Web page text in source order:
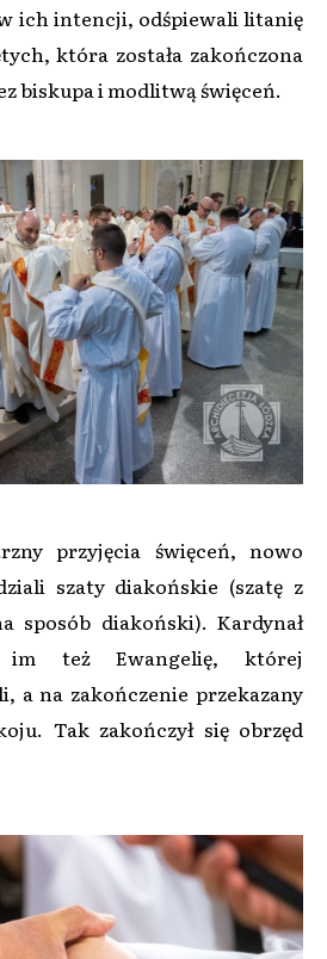
ich intencji, odśpiewali litanię
która została zakończona
biskupa i modlitwą święceń.
przyjęcia święceń, nowo
szaty diakońskie (szatę z
sposób diakoński). Kardynał
im też Ewangelię, której
a na zakończenie przekazany
Tak zakończył się obrzęd